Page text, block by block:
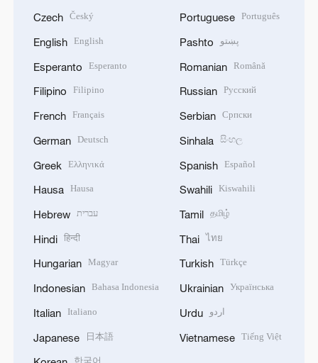
Czech Český
English English
Esperanto Esperanto
Filipino Filipino
French Français
German Deutsch
Greek Ελληνικά
Hausa Hausa
Hebrew עברית
Hindi हिन्दी
Hungarian Magyar
Indonesian Bahasa Indonesia
Italian Italiano
Japanese 日本語
Portuguese Português
Pashto پښتو
Romanian Română
Russian Русский
Serbian Српски
Sinhala සිංහල
Spanish Español
Swahili Kiswahili
Tamil தமிழ்
Thai ไทย
Turkish Türkçe
Ukrainian Українська
Urdu اردو
Vietnamese Tiếng Việt